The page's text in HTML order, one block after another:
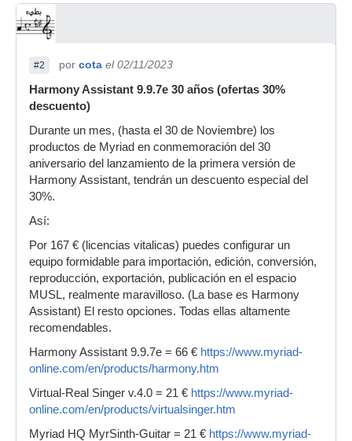
#2 por cota el 02/11/2023
Harmony Assistant 9.9.7e 30 años (ofertas 30%
descuento)
Durante un mes, (hasta el 30 de Noviembre) los
productos de Myriad en conmemoración del 30
aniversario del lanzamiento de la primera versión de
Harmony Assistant, tendrán un descuento especial del
30%.
Así:
Por 167 € (licencias vitalicas) puedes configurar un
equipo formidable para importación, edición, conversión,
reproducción, exportación, publicación en el espacio
MUSL, realmente maravilloso. (La base es Harmony
Assistant) El resto opciones. Todas ellas altamente
recomendables.
Harmony Assistant 9.9.7e = 66 € https://www.myriad-
online.com/en/products/harmony.htm
Virtual-Real Singer v.4.0 = 21 € https://www.myriad-
online.com/en/products/virtualsinger.htm
Myriad HQ MyrSinth-Guitar = 21 € https://www.myriad-